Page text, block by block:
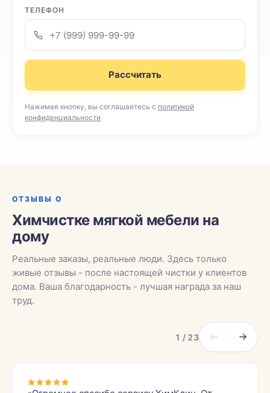
ТЕЛЕФОН
Рассчитать
Нажимая кнопку, вы соглашаетесь с политикой
конфиденциальности
ОТЗЫВЫ О
Химчистке мягкой мебели на
дому
Реальные заказы, реальные люди. Здесь только
живые отзывы - после настоящей чистки у клиентов
дома. Ваша благодарность - лучшая награда за наш
труд.
1 / 23